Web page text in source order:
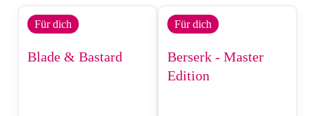
Für dich
Blade & Bastard
Für dich
Berserk - Master
Edition